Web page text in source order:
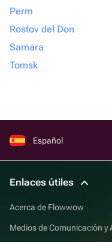
Perm
Rostov del Don
Samara
Tomsk
Español
Enlaces útiles
Acerca de Flowwow
Medios de Comunicación y